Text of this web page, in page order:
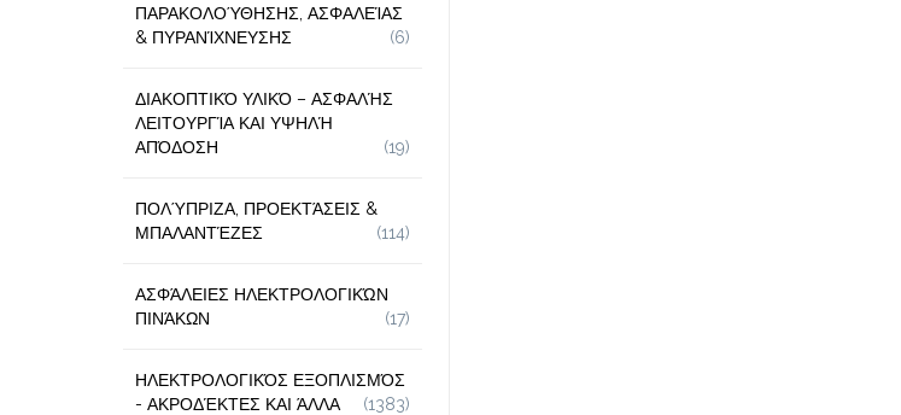
ΠΑΡΑΚΟΛΟΎΘΗΣΗΣ, ΑΣΦΑΛΕΊΑΣ
& ΠΥΡΑΝΊΧΝΕΥΣΗΣ
(6)
ΔΙΑΚΟΠΤΙΚΌ ΥΛΙΚΌ – ΑΣΦΑΛΉΣ
ΛΕΙΤΟΥΡΓΊΑ ΚΑΙ ΥΨΗΛΉ
ΑΠΌΔΟΣΗ
(19)
ΠΟΛΎΠΡΙΖΑ, ΠΡΟΕΚΤΆΣΕΙΣ &
ΜΠΑΛΑΝΤΈΖΕΣ
(114)
ΑΣΦΆΛΕΙΕΣ ΗΛΕΚΤΡΟΛΟΓΙΚΏΝ
ΠΙΝΆΚΩΝ
(17)
ΗΛΕΚΤΡΟΛΟΓΙΚΌΣ ΕΞΟΠΛΙΣΜΌΣ
- ΑΚΡΟΔΈΚΤΕΣ ΚΑΙ ΆΛΛΑ
(1383)